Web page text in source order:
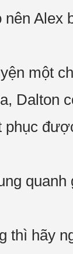
nên
một
Dalton
quanh
thì hãy